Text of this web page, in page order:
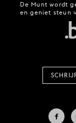
De Munt wordt
en geniet steun